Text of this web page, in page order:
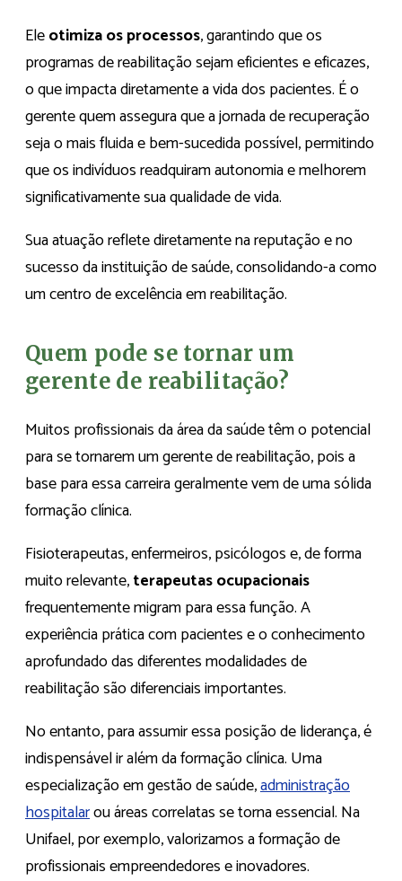
Eleotimiza os processos, garantindo que os
programas de reabilitação sejam eficientes e eficazes,
o que impacta diretamente a vida dos pacientes. É o
gerente quem assegura que a jornada de recuperação
seja o mais fluida e bem-sucedida possível, permitindo
que os indivíduos readquiram autonomia e melhorem
significativamente sua qualidade de vida.
Sua atuação reflete diretamente na reputação e no
sucesso da instituição de saúde, consolidando-a como
um centro de excelência em reabilitação.
Quem pode se tornar um
gerente de reabilitação?
Muitos profissionais da área da saúde têm o potencial
para se tornarem um gerente de reabilitação, pois a
base para essa carreira geralmente vem de uma sólida
formação clínica.
Fisioterapeutas, enfermeiros, psicólogos e, de forma
muito relevante,terapeutas ocupacionais
frequentemente migram para essa função. A
experiência prática com pacientes e o conhecimento
aprofundado das diferentes modalidades de
reabilitação são diferenciais importantes.
No entanto, para assumir essa posição de liderança, é
indispensável ir além da formação clínica. Uma
especialização em gestão de saúde,administração
hospitalarou áreas correlatas se torna essencial. Na
Unifael, por exemplo, valorizamos a formação de
profissionais empreendedores e inovadores.